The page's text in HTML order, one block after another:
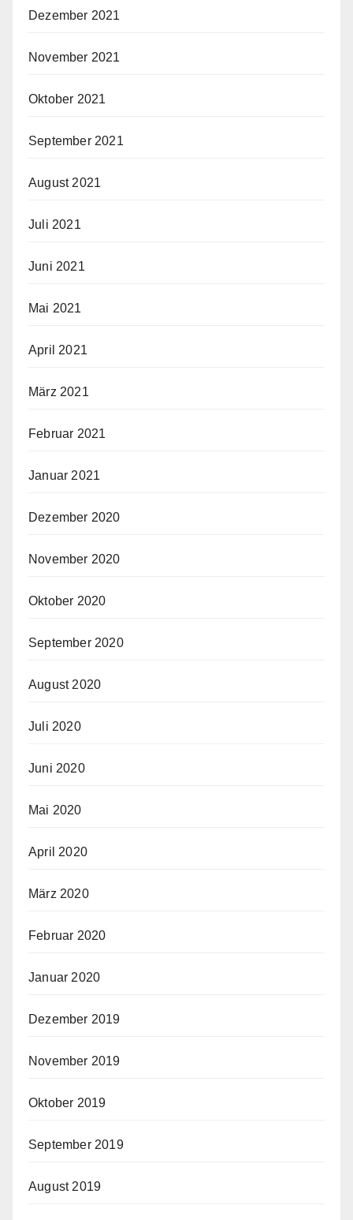
Dezember 2021
November 2021
Oktober 2021
September 2021
August 2021
Juli 2021
Juni 2021
Mai 2021
April 2021
März 2021
Februar 2021
Januar 2021
Dezember 2020
November 2020
Oktober 2020
September 2020
August 2020
Juli 2020
Juni 2020
Mai 2020
April 2020
März 2020
Februar 2020
Januar 2020
Dezember 2019
November 2019
Oktober 2019
September 2019
August 2019